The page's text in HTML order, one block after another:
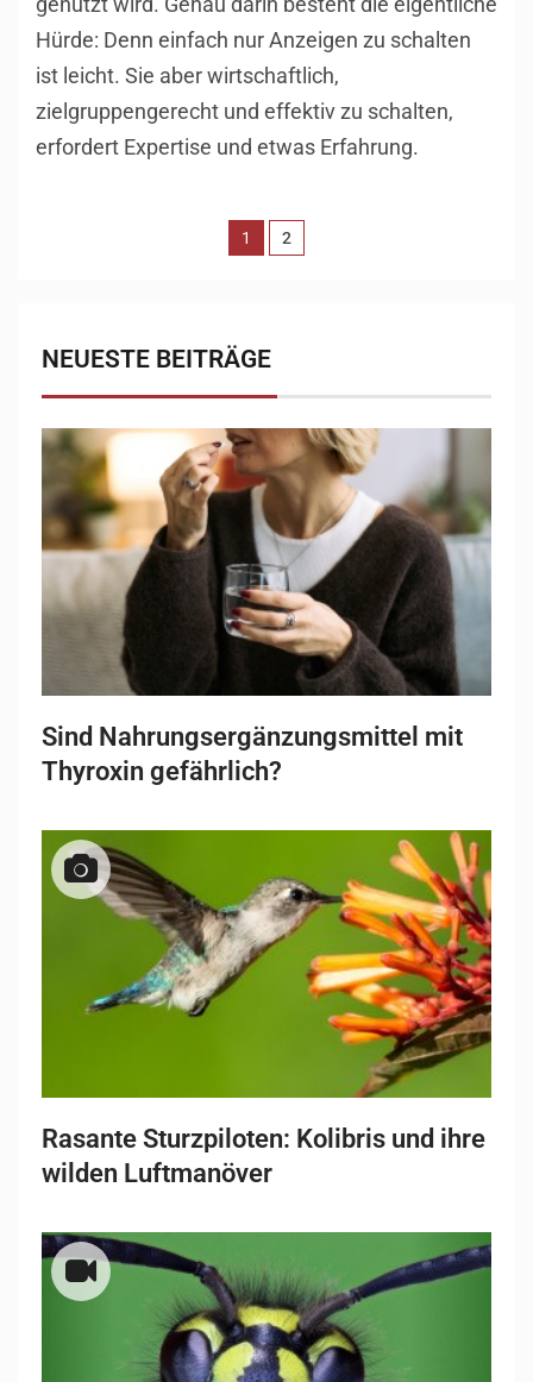
Hürde: Denn einfach nur Anzeigen zu schalten
ist leicht. Sie aber wirtschaftlich,
zielgruppengerecht und effektiv zu schalten,
erfordert Expertise und etwas Erfahrung.
1 2
NEUESTE BEITRÄGE
Sind Nahrungsergänzungsmittel mit
Thyroxin gefährlich?
Rasante Sturzpiloten: Kolibris und ihre
wilden Luftmanöver